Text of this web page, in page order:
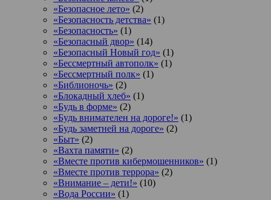
«Безопасное лето» (2)
«Безопасность детства» (1)
«Безопасность» (1)
«Безопасный двор» (14)
«Безопасный Новый год» (1)
«Бессмертный автополк» (1)
«Бессмертный полк» (1)
«Библионочь» (2)
«Блокадный хлеб» (1)
«Будь в форме» (2)
«Будь внимателен на дороге!» (1)
«Будь заметней на дороге» (2)
«Быт» (2)
«Вахта памяти» (2)
«Вместе против кибермошенников» (1)
«Вместе против террора» (2)
«Внимание – дети!» (10)
«Вода России» (1)